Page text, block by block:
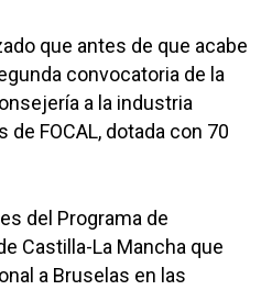
que antes de que acabe
convocatoria de la
a la industria
de FOCAL, dotada con 70
del Programa de
Castilla-La Mancha que
a Bruselas en las